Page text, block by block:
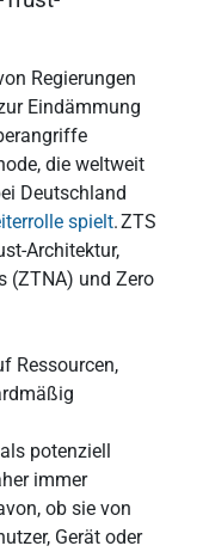
Regierungen
Eindämmung
die weltweit
Deutschland
spielt. ZTS
Architektur,
(ZTNA) und Zero
Ressourcen,
potenziell
immer
ob sie von
Gerät oder